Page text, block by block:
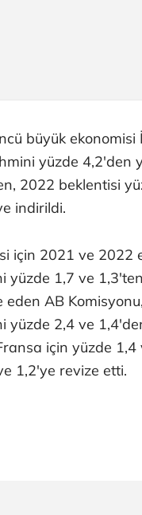
büyük
yüzde 4,2'den
2022 beklentisi
indirildi.
için 2021 ve 2022
yüzde 1,7 ve
eden AB
yüzde 2,4 ve
için yüzde 1,4
1,2'ye revize etti.